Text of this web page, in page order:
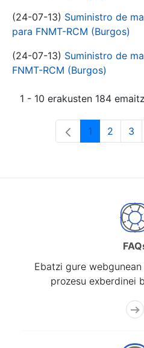
(24-07-13) Suministro de
para FNMT-RCM (Burgos)
(24-07-13) Suministro de
FNMT-RCM (Burgos)
1 - 10 erakusten 184
Orrialdea
1 2 3
Ebatzi gure
prozesu exberdinei